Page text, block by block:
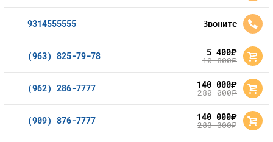
9314555555 Звоните
(963) 825-79-78 5 400руб.
10 800руб.
(962) 286-7777 140 000руб.
280 000руб.
(909) 876-7777 140 000руб.
280 000руб.